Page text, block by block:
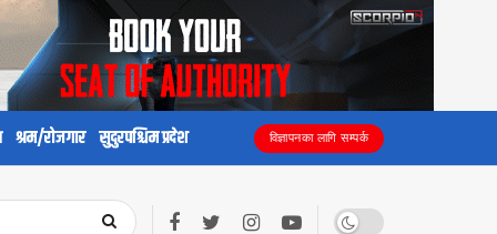
श्रम/रोजगार सुदुरपश्चिम प्रदेश विज्ञापनका लागि सम्पर्क